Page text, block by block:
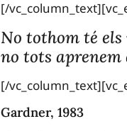
[/
No tothom té
no tots
[/
Gardner, 1983